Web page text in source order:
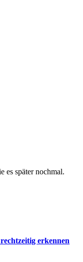
es später nochmal.
erkennen